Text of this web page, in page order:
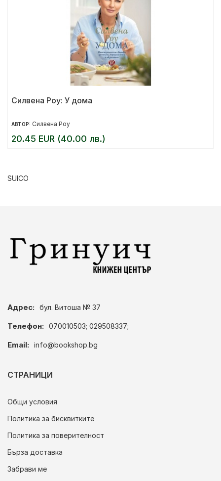
Силвена Роу: У дома
АВТОР: Силвена Роу
20.45 EUR (40.00 лв.)
SUICO
Адрес: бул. Витоша № 37
Телефон: 070010503; 029508337;
Email: info@bookshop.bg
СТРАНИЦИ
Общи условия
Политика за бисквитките
Политика за поверителност
Бърза доставка
Забрави ме